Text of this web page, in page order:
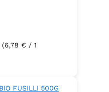
(6,78 € / 1